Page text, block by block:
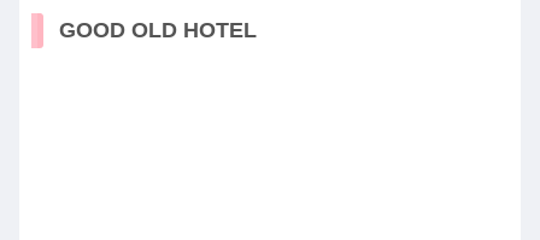
GOOD OLD HOTEL